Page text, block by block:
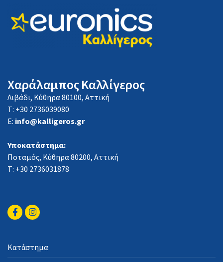
Χαράλαμπος Καλλίγερος
Λιβάδι, Κύθηρα 80100, Αττική
Τ: +30 2736039080
E: info@kalligeros.gr
Υποκατάστημα:
Ποταμός, Κύθηρα 80200, Αττική
Τ: +30 2736031878
Κατάστημα